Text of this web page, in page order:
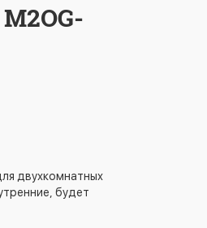
двухкомнатных
будет